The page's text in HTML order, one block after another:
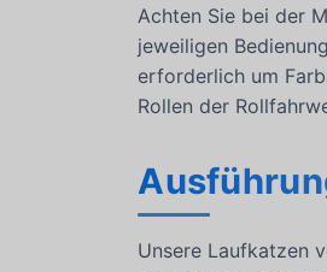
Achten Sie bei der
jeweiligen
erforderlich um
Rollen der
Unsere Laufkatzen